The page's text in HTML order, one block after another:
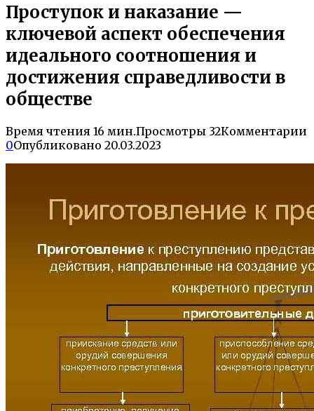
Проступок и наказание —
ключевой аспект обеспечения
идеального соотношения и
достижения справедливости в
обществе
Время чтения 16 мин.Просмотры 32Комментарии
0Опубликовано 20.03.2023